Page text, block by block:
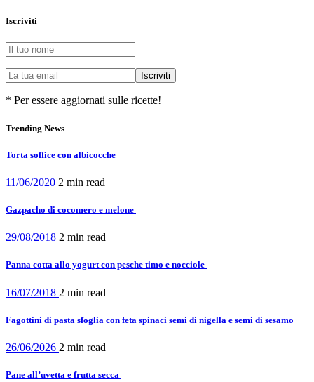
Iscriviti
* Per essere aggiornati sulle ricette!
Trending News
Torta soffice con albicocche
11/06/2020 2 min read
Gazpacho di cocomero e melone
29/08/2018 2 min read
Panna cotta allo yogurt con pesche timo e nocciole
16/07/2018 2 min read
Fagottini di pasta sfoglia con feta spinaci semi di nigella e semi di sesamo
26/06/2026 2 min read
Pane all’uvetta e frutta secca